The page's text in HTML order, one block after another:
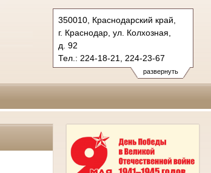
развернуть
350010, Краснодарский край,
г. Краснодар, ул. Колхозная,
д. 92
Тел.: 224-18-21, 224-23-67
pervomaisky.krd@sudrf.ru